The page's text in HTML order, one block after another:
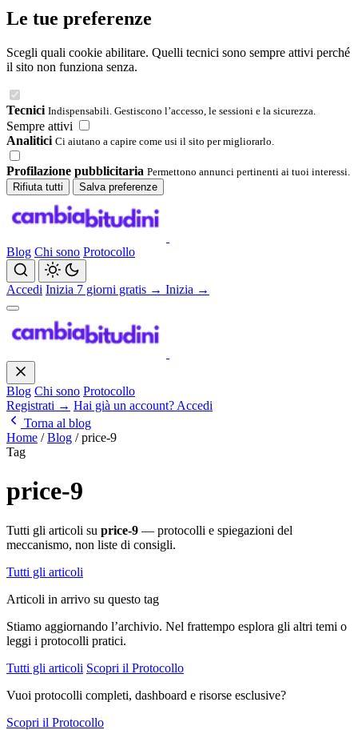
Le tue preferenze
Scegli quali cookie abilitare. Quelli tecnici sono sempre attivi perché
il sito non funziona senza.
Tecnici Indispensabili. Gestiscono l’accesso, le sessioni e la sicurezza.
Sempre attivi
Analitici Ci aiutano a capire come usi il sito per migliorarlo.
Profilazione pubblicitaria Permettono annunci pertinenti ai tuoi interessi.
Rifiuta tutti
Salva preferenze
Blog Chi sono Protocollo
Accedi Inizia 7 giorni gratis → Inizia →
Blog Chi sono Protocollo
Registrati → Hai già un account? Accedi
Torna al blog
Home / Blog / price-9
Tag
price-9
Tutti gli articoli su price-9 — protocolli e spiegazioni del
meccanismo, non liste di consigli.
Tutti gli articoli
Articoli in arrivo su questo tag
Stiamo aggiornando l’archivio. Nel frattempo esplora gli altri temi o
leggi i protocolli pratici.
Tutti gli articoli Scopri il Protocollo
Vuoi protocolli completi, dashboard e risorse esclusive?
Scopri il Protocollo